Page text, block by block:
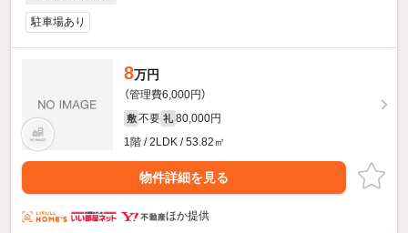
駐車場あり
8万円
（管理費6,000円）
敷 不要 礼 80,000円
1階 / 2LDK / 53.82㎡
物件詳細を見る
ほか提供